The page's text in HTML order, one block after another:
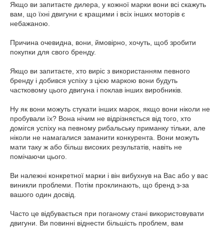
Якщо ви запитаєте дилера, у кожної марки вони всі скажуть
вам, що їхні двигуни є кращими і всіх інших моторів є
небажаною.
Причина очевидна, вони, ймовірно, хочуть, щоб зробити
покупки для свого бренду.
Якщо ви запитаєте, хто виріс з використанням певного
бренду і добився успіху з цією маркою вони будуть
частковому цього двигуна і поклав інших виробників.
Ну як вони можуть стукати інших марок, якщо вони ніколи не
пробували їх? Вона нічим не відрізняється від того, хто
домігся успіху на певному рибальську приманку тільки, але
ніколи не намагалися заманити конкурента. Вони можуть
мати таку ж або більш високих результатів, навіть не
помічаючи цього.
Ви належні конкретної марки і він вибухнув на Вас або у вас
виникли проблеми. Потім проклинають, що бренд з-за
вашого один досвід.
Часто це відбувається при поганому стані використовувати
двигуни. Ви повинні віднести більшість проблем, вам